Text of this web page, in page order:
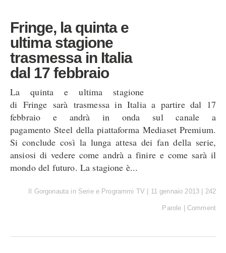
Fringe, la quinta e
ultima stagione
trasmessa in Italia
dal 17 febbraio
La quinta e ultima stagione
di Fringe sarà trasmessa in Italia a partire dal 17
febbraio e andrà in onda sul canale a
pagamento Steel della piattaforma Mediaset Premium.
Si conclude così la lunga attesa dei fan della serie,
ansiosi di vedere come andrà a finire e come sarà il
mondo del futuro. La stagione è...
Il Gorgonauta in Serie e Programmi TV 11 gennaio 2013 242
Parole Comment